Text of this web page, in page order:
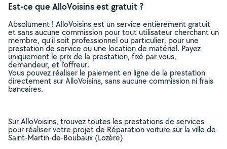
Est-ce que AlloVoisins est gratuit ?
Absolument ! AlloVoisins est un service entièrement gratuit
et sans aucune commission pour tout utilisateur cherchant un
membre, qu’il soit professionnel ou particulier, pour une
prestation de service ou une location de matériel. Payez
uniquement le prix de la prestation, fixé par vous,
demandeur, et l’offreur.
Vous pouvez réaliser le paiement en ligne de la prestation
directement sur AlloVoisins, sans aucune commission ni frais
bancaires.
Sur AlloVoisins, trouvez toutes les prestations de services
pour réaliser votre projet de Réparation voiture sur la ville de
Saint-Martin-de-Boubaux (Lozère)